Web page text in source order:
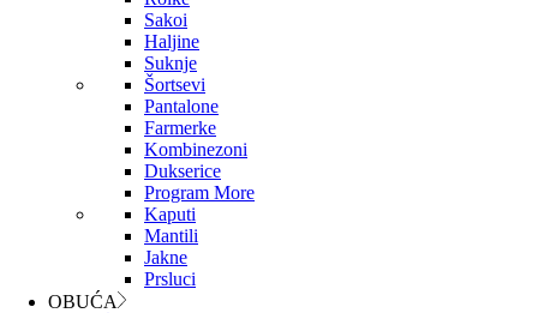
Sakoi
Haljine
Suknje
Šortsevi
Pantalone
Farmerke
Kombinezoni
Dukserice
Program More
Kaputi
Mantili
Jakne
Prsluci
OBUĆA